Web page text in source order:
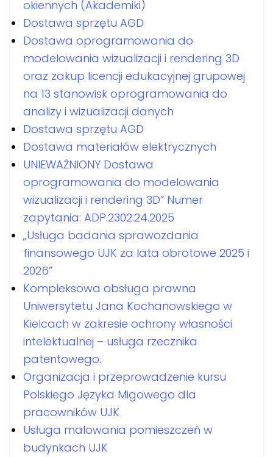
okiennych (Akademiki)
Dostawa sprzętu AGD
Dostawa oprogramowania do
modelowania wizualizacji i rendering 3D
oraz zakup licencji edukacyjnej grupowej
na 13 stanowisk oprogramowania do
analizy i wizualizacji danych
Dostawa sprzętu AGD
Dostawa materiałów elektrycznych
UNIEWAŻNIONY Dostawa
oprogramowania do modelowania
wizualizacji i rendering 3D” Numer
zapytania: ADP.2302.24.2025
„Usługa badania sprawozdania
finansowego UJK za lata obrotowe 2025 i
2026”
Kompleksowa obsługa prawna
Uniwersytetu Jana Kochanowskiego w
Kielcach w zakresie ochrony własności
intelektualnej – usługa rzecznika
patentowego.
Organizacja i przeprowadzenie kursu
Polskiego Języka Migowego dla
pracowników UJK
Usługa malowania pomieszczeń w
budynkach UJK